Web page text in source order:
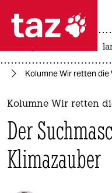
 taz
themen
politik
öko
Kolumne Wir retten
Kolumne Wir retten
Der
Klimazauber